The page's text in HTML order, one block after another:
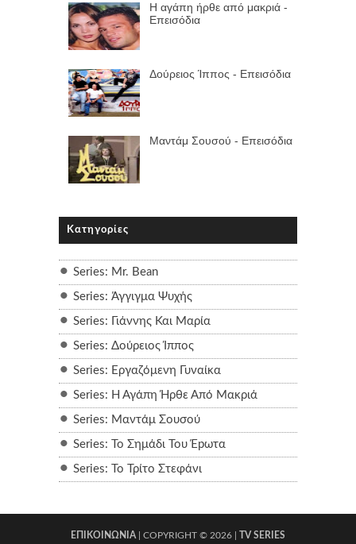
Η αγάπη ήρθε από μακριά -
Επεισόδια
Δούρειος Ίππος - Επεισόδια
Μαντάμ Σουσού - Επεισόδια
Κατηγορίες
Series: Mr. Bean
Series: Άγγιγμα Ψυχής
Series: Γιάννης Και Μαρία
Series: Δούρειος Ίππος
Series: Εργαζόμενη Γυναίκα
Series: Η Αγάπη Ήρθε Από Μακριά
Series: Μαντάμ Σουσού
Series: Το Σημάδι Του Έpωτα
Series: Το Τρίτο Στεφάνι
ΕΠΙΚΟΙΝΩΝΙΑ| COPYRIGHT © 2026 | TV SERIES